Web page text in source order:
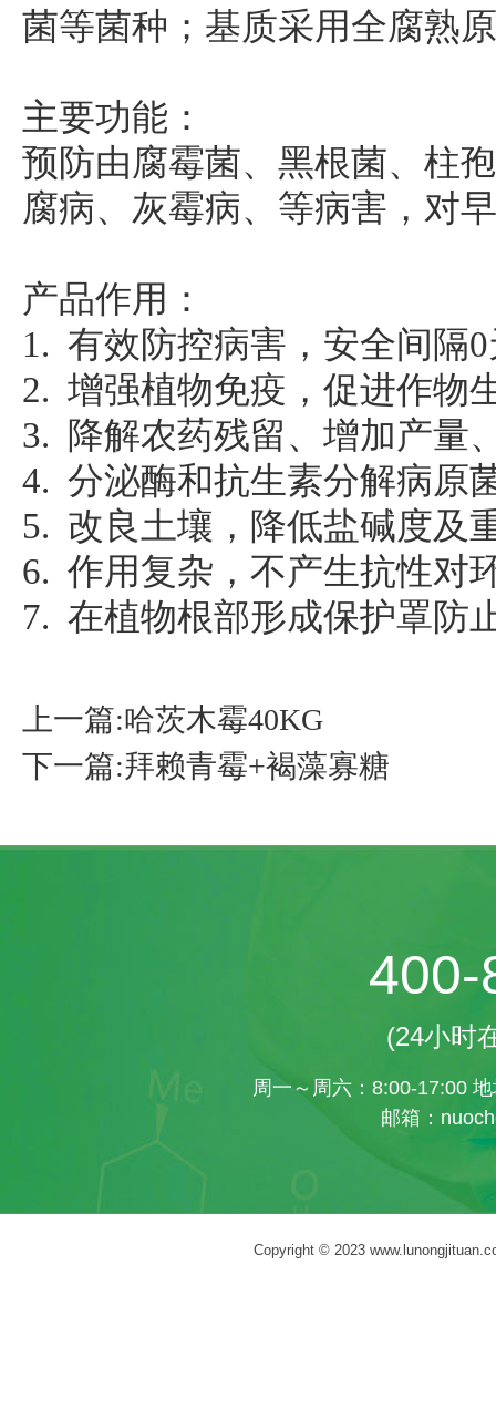
菌等菌种；基质采用全腐熟
主要功能：
预防由腐霉菌、黑根菌、柱
腐病、灰霉病、等病害，对
产品作用：
1. 有效防控病害，安全间隔
2. 增强植物免疫，促进作物
3. 降解农药残留、增加产量
4. 分泌酶和抗生素分解病原
5. 改良土壤，降低盐碱度及
6. 作用复杂，不产生抗性对
7. 在植物根部形成保护罩防
上一篇:哈茨木霉40KG
下一篇:拜赖青霉+褐藻寡糖
400-
(24小时
周一～周六：8:00-17:00
邮箱：
Copyright © 2023